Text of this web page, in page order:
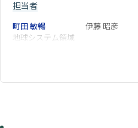
担当者
町田 敏暢
地球システム領域
伊藤 昭彦